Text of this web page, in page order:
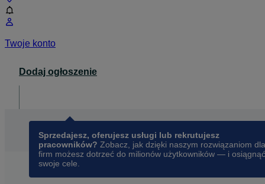
Twoje konto
Dodaj ogłoszenie
Sprzedajesz, oferujesz usługi lub rekrutujesz
pracowników? Zobacz, jak dzięki naszym rozwiązaniom dla
firm możesz dotrzeć do milionów użytkowników — i osiągnąć
swoje cele.